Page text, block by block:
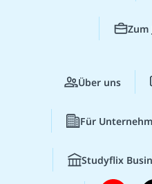
Zum
Über uns
Für
Studyflix